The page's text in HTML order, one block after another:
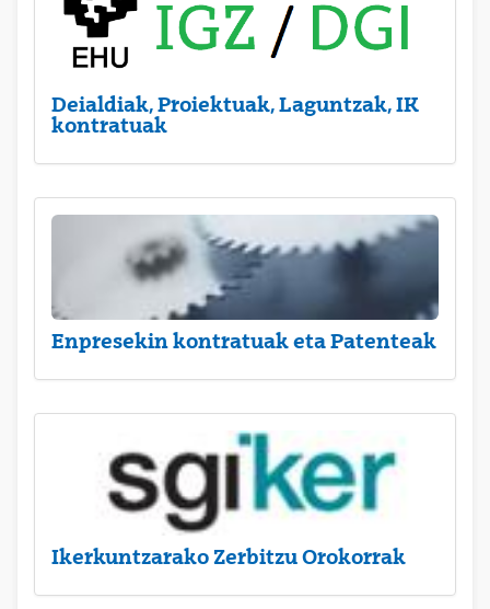
Deialdiak, Proiektuak, Laguntzak, IK
kontratuak
Enpresekin kontratuak eta Patenteak
Ikerkuntzarako Zerbitzu Orokorrak